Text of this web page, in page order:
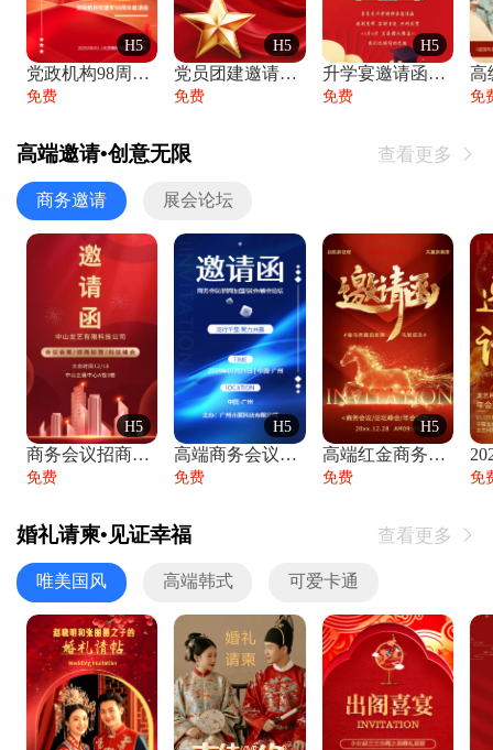
H5
党政机构98周年八一建军节庆祝晚会活动邀
免费
H5
党员团建邀请函党建活动风采党会工作汇报总
免费
H5
升学宴邀请函喜报金榜题名高端谢师宴邀请函
免费 免
高端邀请•创意无限 查看更多 
商务邀请 展会论坛
H5
商务会议招商展会科技峰会邀请函年会邀请
免费
H5
高端商务会议招商加盟展会峰会论坛邀请函
免费
H5
高端红金商务会议年会年终盛典答谢邀请函
免费 免
婚礼请柬•见证幸福 查看更多 
唯美国风 高端韩式 可爱卡通